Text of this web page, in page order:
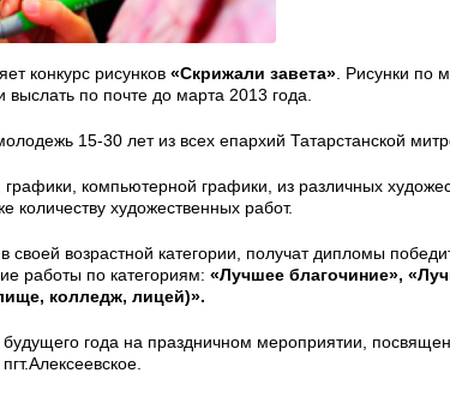
конкурс рисунков «Скрижали завета» . Рисунки по
по почте до марта 2013 года.
15-30 лет из всех епархий Татарстанской
компьютерной графики, из различных
количеству художественных работ.
своей возрастной категории, получат дипломы
работы по категориям: «Лучшее благочиние»,
колледж, лицей)».
года на праздничном мероприятии,